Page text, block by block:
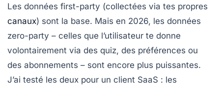
Les données first-party (collectées via tes propres
canaux) sont la base. Mais en 2026, les données
zero-party – celles que l’utilisateur te donne
volontairement via des quiz, des préférences ou
des abonnements – sont encore plus puissantes.
J’ai testé les deux pour un client SaaS : les